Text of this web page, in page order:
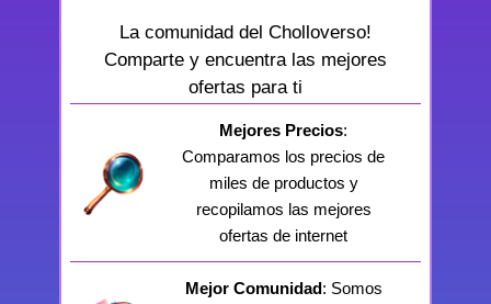
La comunidad del Cholloverso!
Comparte y encuentra las mejores
ofertas para ti
Mejores Precios:
Comparamos los precios de
miles de productos y
recopilamos las mejores
ofertas de internet
Mejor Comunidad: Somos